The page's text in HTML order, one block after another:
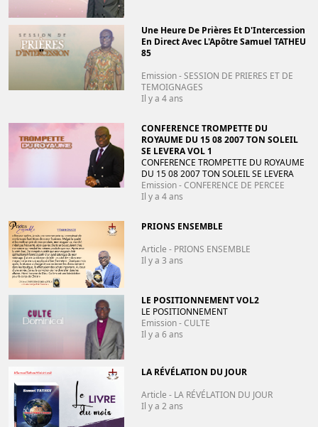
Une Heure De Prières Et D'Intercession
En Direct Avec L'Apôtre Samuel TATHEU
85
Emission - SESSION DE PRIERES ET DE
TEMOIGNAGES
Il y a 4 ans
CONFERENCE TROMPETTE DU
ROYAUME DU 15 08 2007 TON SOLEIL
SE LEVERA VOL 1
CONFERENCE TROMPETTE DU ROYAUME
DU 15 08 2007 TON SOLEIL SE LEVERA
Emission - CONFERENCE DE PERCEE
Il y a 4 ans
PRIONS ENSEMBLE
Article - PRIONS ENSEMBLE
Il y a 3 ans
LE POSITIONNEMENT VOL2
LE POSITIONNEMENT
Emission - CULTE
Il y a 6 ans
LA RÉVÉLATION DU JOUR
Article - LA RÉVÉLATION DU JOUR
Il y a 2 ans